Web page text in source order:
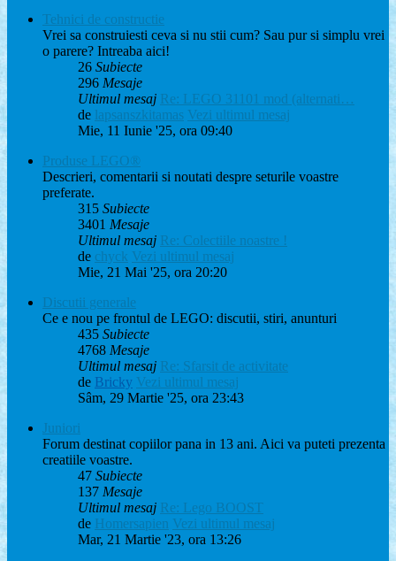
Tehnici de constructie
Vrei sa construiesti ceva si nu stii cum? Sau pur si simplu vrei
o parere? Intreaba aici!
26 Subiecte
296 Mesaje
Ultimul mesaj Re: LEGO 31101 mod (alternati…
de lapsanszkitamas Vezi ultimul mesaj
Mie, 11 Iunie '25, ora 09:40
Produse LEGO®
Descrieri, comentarii si noutati despre seturile voastre
preferate.
315 Subiecte
3401 Mesaje
Ultimul mesaj Re: Colectiile noastre !
de chyck Vezi ultimul mesaj
Mie, 21 Mai '25, ora 20:20
Discutii generale
Ce e nou pe frontul de LEGO: discutii, stiri, anunturi
435 Subiecte
4768 Mesaje
Ultimul mesaj Re: Sfarsit de activitate
de Bricky Vezi ultimul mesaj
Sâm, 29 Martie '25, ora 23:43
Juniori
Forum destinat copiilor pana in 13 ani. Aici va puteti prezenta
creatiile voastre.
47 Subiecte
137 Mesaje
Ultimul mesaj Re: Lego BOOST
de Homersapien Vezi ultimul mesaj
Mar, 21 Martie '23, ora 13:26